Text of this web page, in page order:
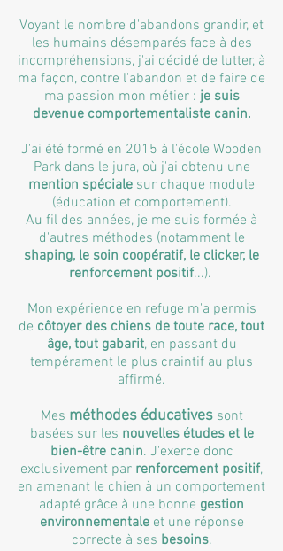
Voyant le nombre d'abandons grandir, et
les humains désemparés face à des
incompréhensions, j'ai décidé de lutter, à
ma façon, contre l'abandon et de faire de
ma passion mon métier : je suis
devenue comportementaliste canin.
J'ai été formé en 2015 à l'école Wooden
Park dans le jura, où j'ai obtenu une
mention spéciale sur chaque module
(éducation et comportement).
Au fil des années, je me suis formée à
d'autres méthodes (notamment le
shaping, le soin coopératif, le clicker, le
renforcement positif...).
Mon expérience en refuge m'a permis
de côtoyerdes chiens de toute race, tout
âge, tout gabarit,en passant du
tempérament le plus craintif au plus
affirmé.
Mes méthodes éducativessont
basées sur les nouvelles études et le
bien-être canin. J'exerce donc
exclusivement par renforcement positif,
en amenant le chien à un comportement
adapté grâce à une bonne gestion
environnementaleet une réponse
correcte à ses besoins.